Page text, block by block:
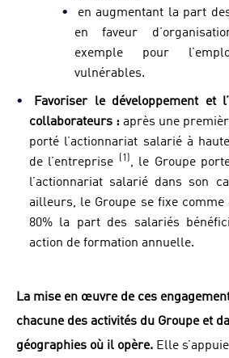
en augmentant la part
en faveur
exemple pour
vulnérables.
Favoriser le développement et
collaborateurs : après une
porté l’actionnariat salarié à
de l’entreprise (1)
, le Groupe
l’actionnariat salarié dans son
ailleurs, le Groupe se fixe
80% la part des salariés
action de formation annuelle.
La mise en œuvre de ces
chacune des activités du Groupe et
géographies où il opère. Elle